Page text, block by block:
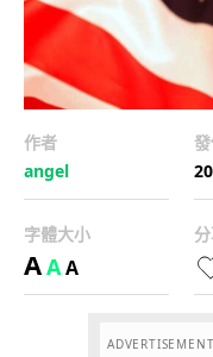
作者
angel
字體大小
AAA
ADVERTISEMENT